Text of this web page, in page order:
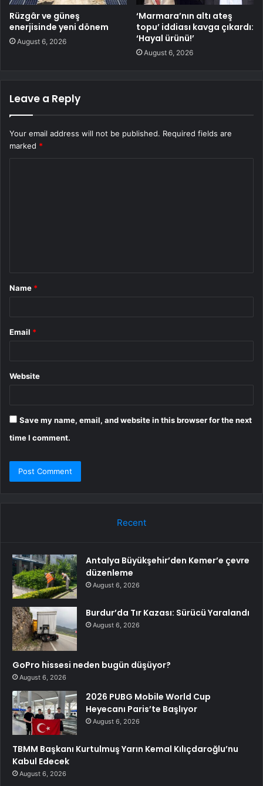
Rüzgâr ve güneş
enerjisinde yeni dönem
August 6, 2026
‘Marmara’nın altı ateş
topu’ iddiası kavga çıkardı:
‘Hayal ürünü!’
August 6, 2026
Leave a Reply
Your email address will not be published. Required fields are
marked *
*
Name *
Email *
Website
Save my name, email, and website in this browser for the next
time I comment.
Recent
Antalya Büyükşehir’den Kemer’e çevre
düzenleme
August 6, 2026
Burdur’da Tır Kazası: Sürücü Yaralandı
August 6, 2026
GoPro hissesi neden bugün düşüyor?
August 6, 2026
2026 PUBG Mobile World Cup
Heyecanı Paris’te Başlıyor
August 6, 2026
TBMM Başkanı Kurtulmuş Yarın Kemal Kılıçdaroğlu’nu
Kabul Edecek
August 6, 2026